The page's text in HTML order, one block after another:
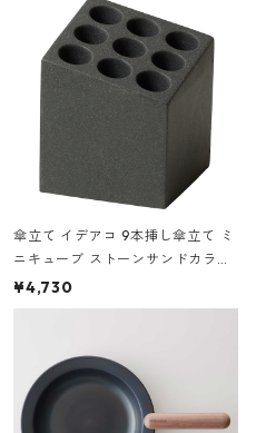
傘立て イデアコ 9本挿し傘立て ミ
ニキューブ ストーンサンドカラー
石調 ideaco Umbrella Stand CUB
E ストーンサンドブラック
¥4,730